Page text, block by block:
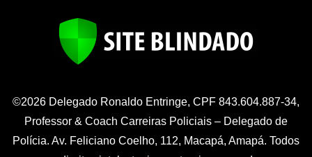
©2026 Delegado Ronaldo Entringe, CPF 843.604.887-34,
Professor & Coach Carreiras Policiais – Delegado de
Polícia. Av. Feliciano Coelho, 112, Macapá, Amapá. Todos